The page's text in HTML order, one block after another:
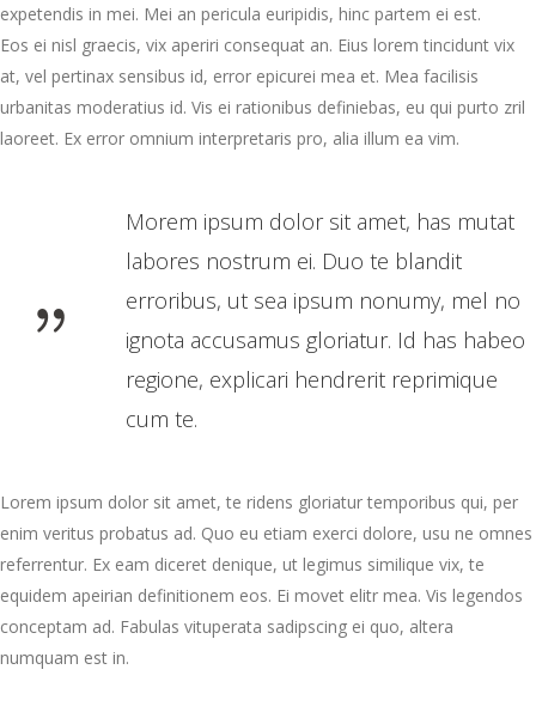
expetendis in mei. Mei an pericula euripidis, hinc partem ei est.
Eos ei nisl graecis, vix aperiri consequat an. Eius lorem tincidunt vix
at, vel pertinax sensibus id, error epicurei mea et. Mea facilisis
urbanitas moderatius id. Vis ei rationibus definiebas, eu qui purto zril
laoreet. Ex error omnium interpretaris pro, alia illum ea vim.
Morem ipsum dolor sit amet, has mutat
labores nostrum ei. Duo te blandit
erroribus, ut sea ipsum nonumy, mel no
ignota accusamus gloriatur. Id has habeo
regione, explicari hendrerit reprimique
cum te.
Lorem ipsum dolor sit amet, te ridens gloriatur temporibus qui, per
enim veritus probatus ad. Quo eu etiam exerci dolore, usu ne omnes
referrentur. Ex eam diceret denique, ut legimus similique vix, te
equidem apeirian definitionem eos. Ei movet elitr mea. Vis legendos
conceptam ad. Fabulas vituperata sadipscing ei quo, altera
numquam est in.